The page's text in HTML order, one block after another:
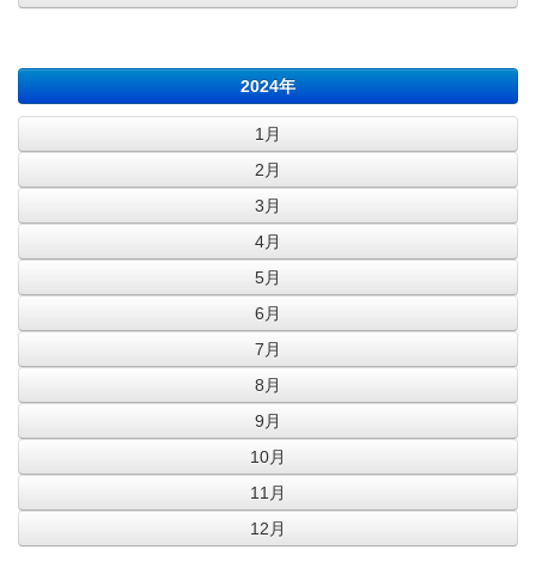
2024年
1月
2月
3月
4月
5月
6月
7月
8月
9月
10月
11月
12月